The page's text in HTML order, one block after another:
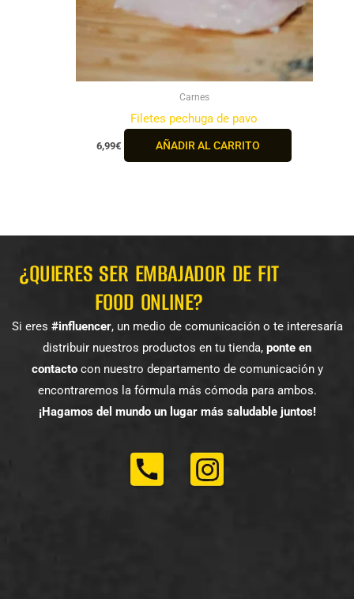
Carnes
Filetes pechuga de pavo
6,99€ AÑADIR AL CARRITO
¿QUIERES SER EMBAJADOR DE FIT
FOOD ONLINE?
Si eres #influencer, un medio de comunicación o te interesaría
distribuir nuestros productos en tu tienda, ponte en
contactocon nuestro departamento de comunicación y
encontraremos la fórmula más cómoda para ambos.
¡Hagamos del mundo un lugar más saludable juntos!